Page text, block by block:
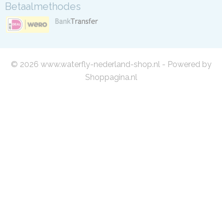
Betaalmethodes
© 2026 www.waterfly-nederland-shop.nl - Powered by
Shoppagina.nl